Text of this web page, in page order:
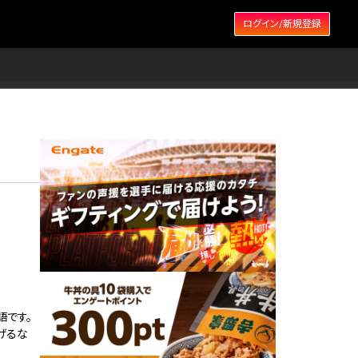
ログイン/新規登録
す。
るな